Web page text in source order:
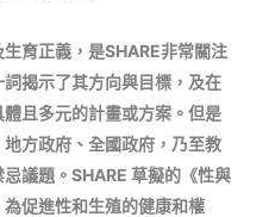
育正義，是SHARE非常關注
揭示了其方向與目標，及在
且多元的計畫或方案。但是
方政府、全國政府，乃至教
議題。SHARE 草擬的《性與
促進性和生殖的健康和權